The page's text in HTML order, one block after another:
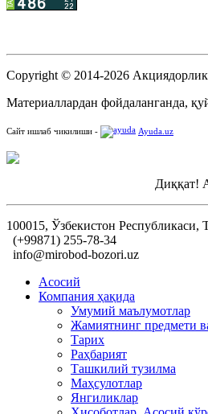
Copyright © 2014-2026
Материаллардан фойдаланганда,
Сайт ишлаб чикилиши - Ayuda.uz
Диққат!
100015, Ўзбекистон
(+99871) 255-78-34
info@mirobod-bozori.uz
Асосий
Компания ҳақида
Умумий маълумотлар
Жамиятнинг предмети
Тарих
Раҳбарият
Ташкилий тузилма
Маҳсулотлар
Янгиликлар